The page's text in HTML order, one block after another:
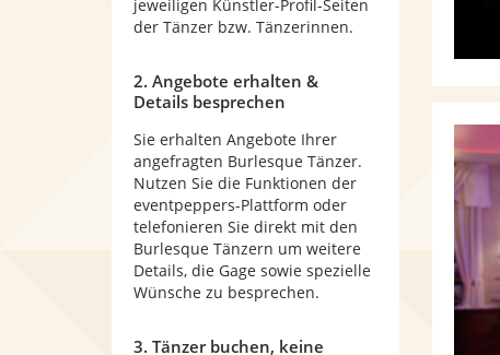
jeweiligen Künstler-Profil-Seiten
der Tänzer bzw. Tänzerinnen.
2. Angebote erhalten &
Details besprechen
Sie erhalten Angebote Ihrer
angefragten Burlesque Tänzer.
Nutzen Sie die Funktionen der
eventpeppers-Plattform oder
telefonieren Sie direkt mit den
Burlesque Tänzern um weitere
Details, die Gage sowie spezielle
Wünsche zu besprechen.
3. Tänzer buchen, keine